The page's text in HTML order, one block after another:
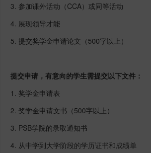
3. 参加课外活动（CCA）或同等活动
4. 展现领导才能
5. 提交奖学金申请论文（500字以上）
提交申请，有意向的学生需提交以下文件：
1. 奖学金申请表
2. 奖学金申请文书（500字以上）
3. PSB学院的录取通知书
4. 从中学到大学阶段的学历证书和成绩单